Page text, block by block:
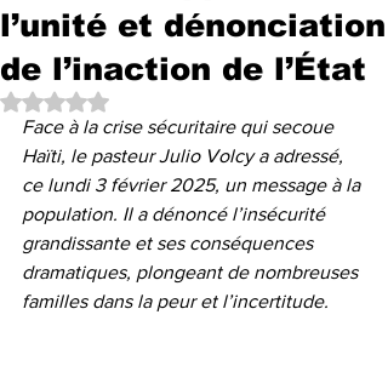
l’unité et dénonciation
de l’inaction de l’État
Noté NaN étoiles sur 5.
Face à la crise sécuritaire qui secoue
Haïti, le pasteur Julio Volcy a adressé,
ce lundi 3 février 2025, un message à la
population. Il a dénoncé l’insécurité
grandissante et ses conséquences
dramatiques, plongeant de nombreuses
familles dans la peur et l’incertitude.